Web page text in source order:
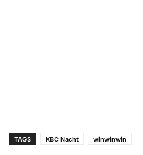
TAGS KBC Nacht winwinwin